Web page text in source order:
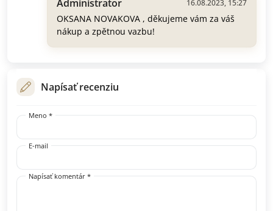
Administrator 16.08.2023, 15:27
OKSANA NOVAKOVA , děkujeme vám za váš
nákup a zpětnou vazbu!
Napísať recenziu
Meno *
E-mail
Napísať komentár *